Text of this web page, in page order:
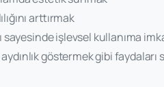
arttırmak
sayesinde işlevsel kullanıma
göstermek gibi